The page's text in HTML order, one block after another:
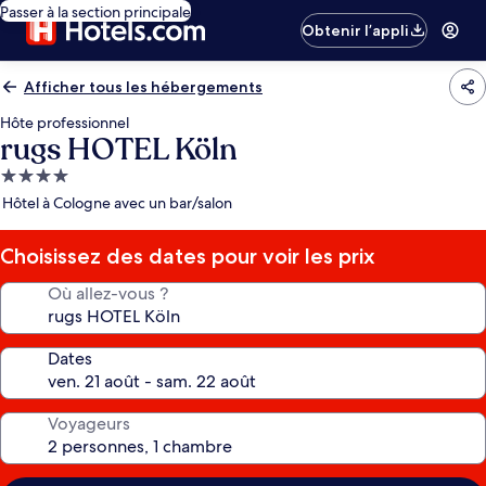
Passer à la section principale
Obtenir l’appli
Afficher tous les hébergements
Hôte professionnel
rugs HOTEL Köln
Hébergement
4.0 étoiles
Hôtel à Cologne avec un bar/salon
Choisissez des dates pour voir les prix
Où allez-vous ?
Dates
Voyageurs